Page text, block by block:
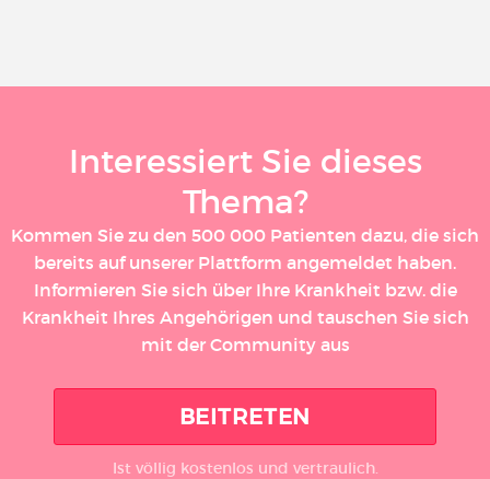
Interessiert Sie dieses
Thema?
Kommen Sie zu den 500 000 Patienten dazu, die sich
bereits auf unserer Plattform angemeldet haben.
Informieren Sie sich über Ihre Krankheit bzw. die
Krankheit Ihres Angehörigen und tauschen Sie sich
mit der Community aus
BEITRETEN
Ist völlig kostenlos und vertraulich.